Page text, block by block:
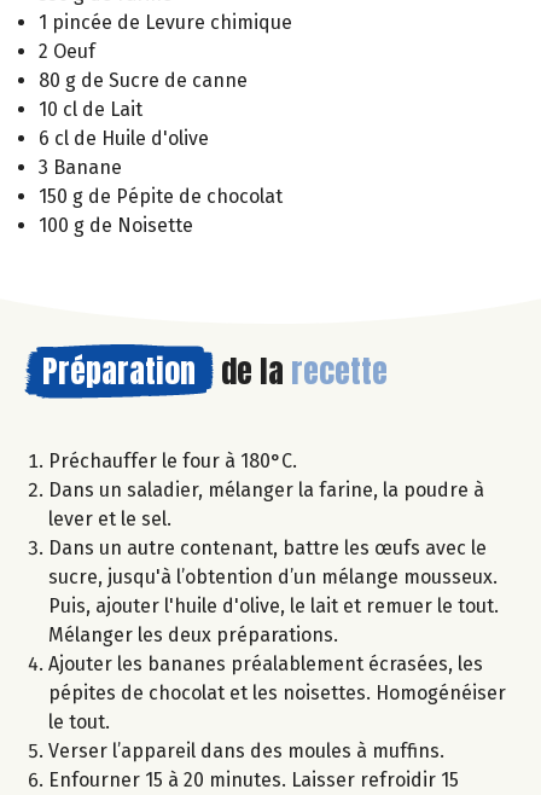
1 pincée de Levure chimique
2 Oeuf
80 g de Sucre de canne
10 cl de Lait
6 cl de Huile d'olive
3 Banane
150 g de Pépite de chocolat
100 g de Noisette
Préparation de la recette
Préchauffer le four à 180°C.
Dans un saladier, mélanger la farine, la poudre à
lever et le sel.
Dans un autre contenant, battre les œufs avec le
sucre, jusqu'à l’obtention d’un mélange mousseux.
Puis, ajouter l'huile d'olive, le lait et remuer le tout.
Mélanger les deux préparations.
Ajouter les bananes préalablement écrasées, les
pépites de chocolat et les noisettes. Homogénéiser
le tout.
Verser l’appareil dans des moules à muffins.
Enfourner 15 à 20 minutes. Laisser refroidir 15